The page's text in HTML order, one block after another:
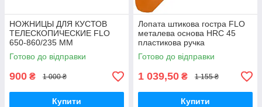
НОЖНИЦЫ ДЛЯ КУСТОВ
ТЕЛЕСКОПИЧЕСКИЕ FLO
650-860/235 ММ
Готово до відправки
900 ₴ 1 000 ₴
Купити
Лопата штикова гостра FLO
металева основа HRC 45
пластикова ручка
Готово до відправки
1 039,50 ₴ 1 155 ₴
Купити